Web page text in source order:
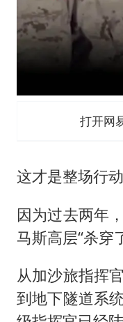
打开网
这才是整场行
因为过去两年
马斯高层“杀穿了
从加沙旅指挥
到地下隧道系